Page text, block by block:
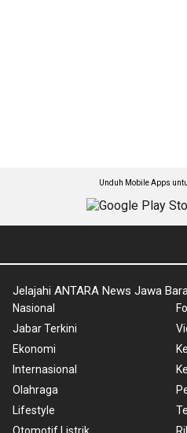
Unduh Mobile Apps
Jelajahi ANTARA News Jawa
Nasional
Jabar Terkini
Ekonomi
Internasional
Olahraga
Lifestyle